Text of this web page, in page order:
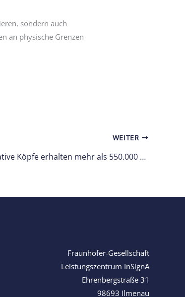
sondern auch
an physische Grenzen
WEITER
iHUB-Pitch 2026: Kreative Köpfe erhalten mehr als 550.000 Euro Forschungsbudget bei der fünften Runde des Ilmenauer Ideenwettbewerbs
Fraunhofer-Gesellschaft
Leistungszentrum InSignA
Ehrenbergstraße 31
98693 Ilmenau